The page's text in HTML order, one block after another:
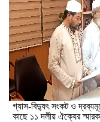
গ্যাস-বিদ্যুৎ সংকট ও
কাছে ১১ দলীয় ঐক্যের